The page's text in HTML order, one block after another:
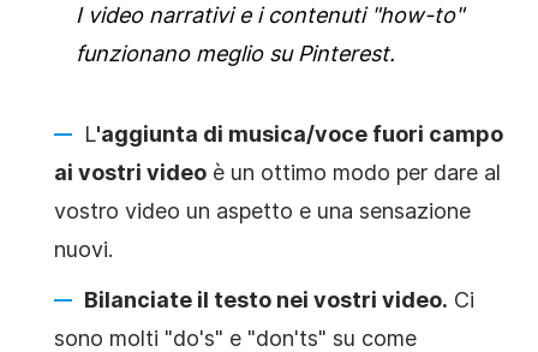
I video narrativi e i contenuti "how-to"
funzionano meglio su Pinterest.
L'aggiunta di musica/voce fuori campo
ai vostri video è un ottimo modo per dare al
vostro video un aspetto e una sensazione
nuovi.
Bilanciate il testo nei vostri video. Ci
sono molti "do's" e "don'ts" su come